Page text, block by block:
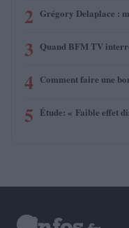
2 Grégory Delaplace :
3 Quand BFM TV
4 Comment faire une
5 Étude: « Faible effet